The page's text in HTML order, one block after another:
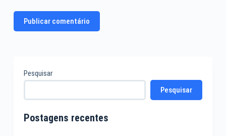
Publicar comentário
Pesquisar
Pesquisar
Postagens recentes